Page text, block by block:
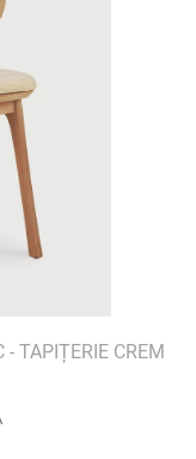
- TAPIȚERIE CREM